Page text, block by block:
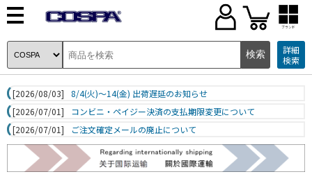
ブランド
詳細
検索
[2026/08/03]
8/4(火)～14(金) 出荷遅延のお知らせ
[2026/07/01]
コンビニ・ペイジー決済の支払期限変更について
[2026/07/01]
ご注文確定メールの廃止について